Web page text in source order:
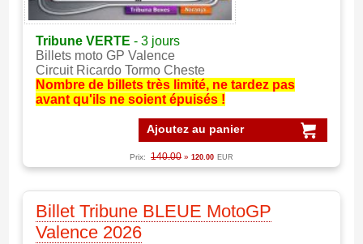
Tribune VERTE - 3 jours
Billets moto GP Valence
Circuit Ricardo Tormo Cheste
Nombre de billets très limité, ne tardez pas
avant qu'ils ne soient épuisés !
Ajoutez au panier
Prix: 140.00 » 120.00 EUR
Billet Tribune BLEUE MotoGP
Valence 2026